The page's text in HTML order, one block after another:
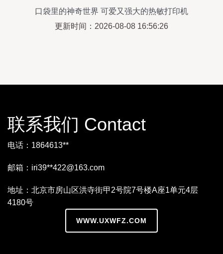
口袋里的神奇世界 可爱又强大的热敏打印机
更新时间：2026-08-08 16:56:26
联系我们 Contact
电话：1864613**
邮箱：iri39**422@163.com
地址：北京市房山区洪寺街甲2号院7号楼A座1单元4层
4180号
WWW.UXWFZ.COM